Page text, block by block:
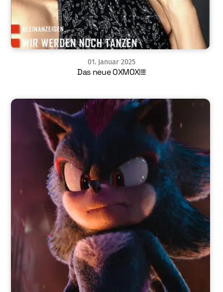
01. Januar 2025
Das neue OXMOX!!!!